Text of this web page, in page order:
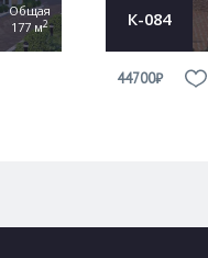
Общая
177 м2 К-084
44700₽